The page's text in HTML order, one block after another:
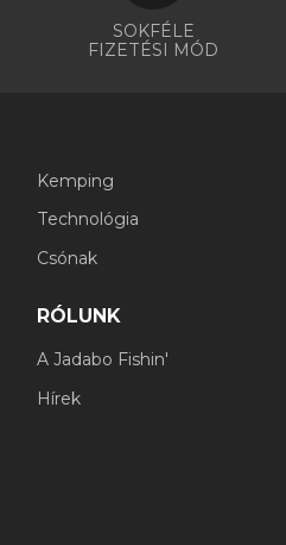
SOKFÉLE
FIZETÉSI MÓD
Kemping
Technológia
Csónak
RÓLUNK
A Jadabo Fishin'
Hírek